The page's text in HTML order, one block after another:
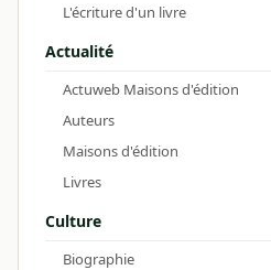
L'écriture d'un livre
Actualité
Actuweb Maisons d'édition
Auteurs
Maisons d'édition
Livres
Culture
Biographie